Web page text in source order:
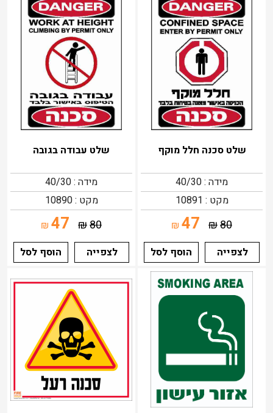
שלט סכנה חלל מוקף
מידה : 40/30
מקט : 10891
80
₪
47
₪
לצפייה
הוסף לסל
שלט עבודה בגובה
מידה : 40/30
מקט : 10890
80
₪
47
₪
לצפייה
הוסף לסל